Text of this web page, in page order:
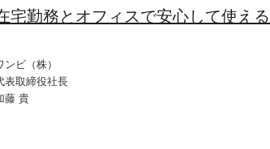
宅勤務とオフィスで安心して使え
ンビ（株）
表取締役社長
藤 貴